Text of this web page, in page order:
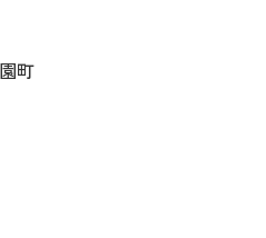
町